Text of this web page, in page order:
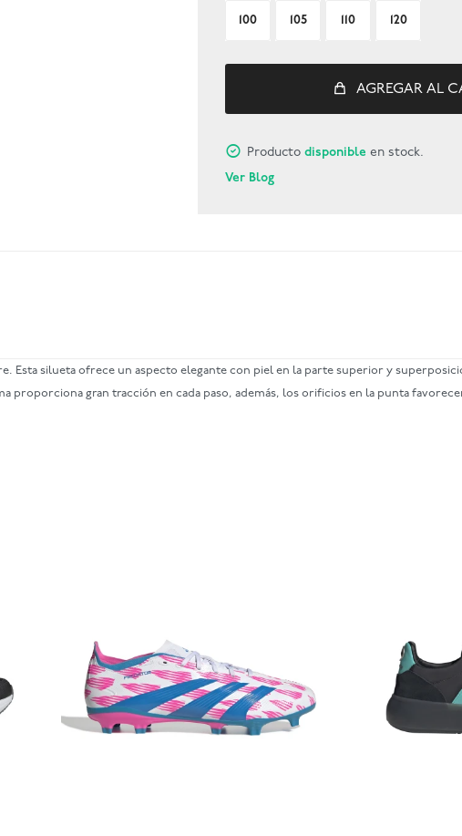
100 105 110 120
AGREGAR AL
Productodisponible en stock.
Ver Blog
Esta silueta ofrece un aspecto elegante con piel en la parte superior y
gran tracción en cada paso, además, los orificios en la punta